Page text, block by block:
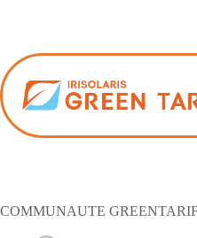
COMMUNAUTE